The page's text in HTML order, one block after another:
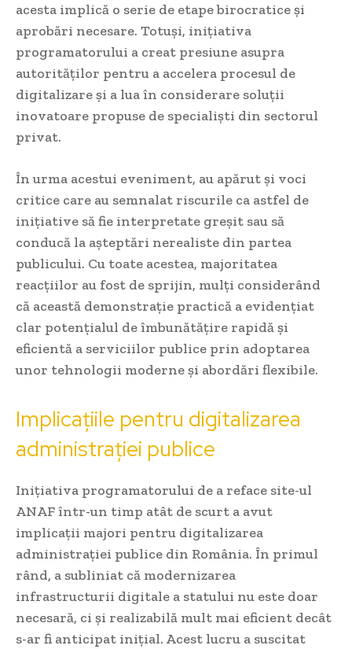
acesta implică o serie de etape birocratice și
aprobări necesare. Totuși, inițiativa
programatorului a creat presiune asupra
autorităților pentru a accelera procesul de
digitalizare și a lua în considerare soluții
inovatoare propuse de specialiști din sectorul
privat.
În urma acestui eveniment, au apărut și voci
critice care au semnalat riscurile ca astfel de
inițiative să fie interpretate greșit sau să
conducă la așteptări nerealiste din partea
publicului. Cu toate acestea, majoritatea
reacțiilor au fost de sprijin, mulți considerând
că această demonstrație practică a evidențiat
clar potențialul de îmbunătățire rapidă și
eficientă a serviciilor publice prin adoptarea
unor tehnologii moderne și abordări flexibile.
Implicațiile pentru digitalizarea
administrației publice
Inițiativa programatorului de a reface site-ul
ANAF într-un timp atât de scurt a avut
implicații majori pentru digitalizarea
administrației publice din România. În primul
rând, a subliniat că modernizarea
infrastructurii digitale a statului nu este doar
necesară, ci și realizabilă mult mai eficient decât
s-ar fi anticipat inițial. Acest lucru a suscitat